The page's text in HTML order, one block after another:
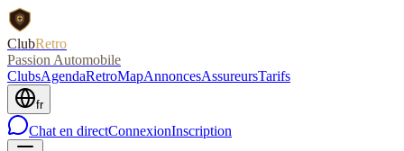
ClubRetro
Passion Automobile
ClubsAgendaRetroMapAnnoncesAssureursTarifs
fr
Chat en directConnexionInscription